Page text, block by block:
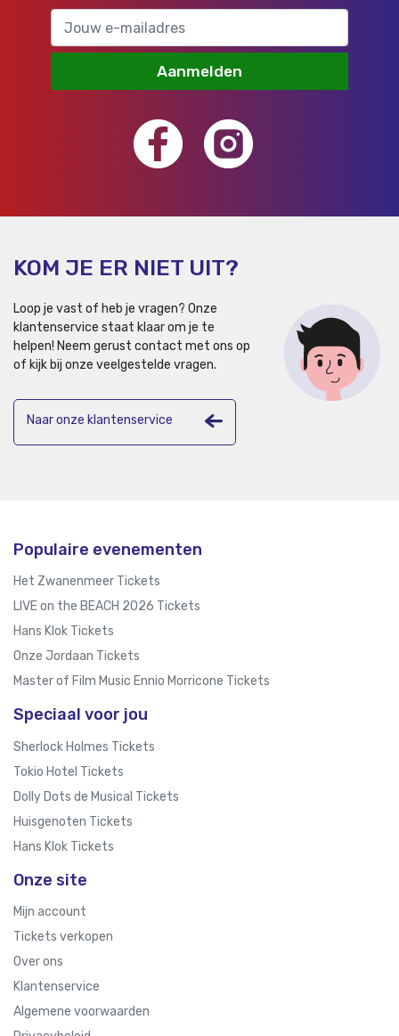
Aanmelden
KOM JE ER NIET UIT?
Loop je vast of heb je vragen? Onze
klantenservice staat klaar om je te
helpen! Neem gerust contact met ons op
of kijk bij onze veelgestelde vragen.
Naar onze klantenservice
Populaire evenementen
Het Zwanenmeer Tickets
LIVE on the BEACH 2026 Tickets
Hans Klok Tickets
Onze Jordaan Tickets
Master of Film Music Ennio Morricone Tickets
Speciaal voor jou
Sherlock Holmes Tickets
Tokio Hotel Tickets
Dolly Dots de Musical Tickets
Huisgenoten Tickets
Hans Klok Tickets
Onze site
Mijn account
Tickets verkopen
Over ons
Klantenservice
Algemene voorwaarden